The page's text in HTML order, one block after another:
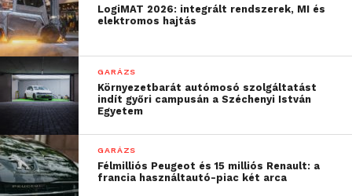
– hangsúlyozta.
Az egy éven át tartó felkészülés összetett feladat
oktatónak és tanulónak egyaránt, hiszen a
versenyzőnek sokrétű tudással kell rendelkeznie a
motor összeszerelésétől a belső égésű motorok
mechanikai mérésén, valamint a kapcsolási rajzok
értelmezésén át a járműkommunikációs
protokollokig. Röviden: képesnek kell lennie
LogiMAT 2026: integrált rendszerek, MI és
elektromos hajtás
GARÁZS
Környezetbarát autómosó szolgáltatást
indít győri campusán a Széchenyi István
Egyetem
GARÁZS
Félmilliós Peugeot és 15 milliós Renault: a
francia használtautó-piac két arca